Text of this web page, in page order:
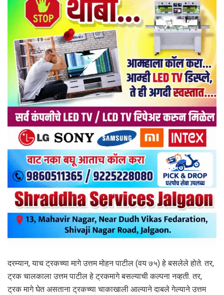
दरम्यान, याच ट्रकच्या मागे उत्तम मोहन पाटील (वय ७५) हे बसलेले होते. तर,
ट्रक चालकाला उत्तम पाटील हे ट्रकमागे बसल्याची कल्पना नव्हती. तर,
ट्रक मागे घेत असताना ट्रकच्या चाकाखाली आल्याने दाबले गेल्याने उत्तम